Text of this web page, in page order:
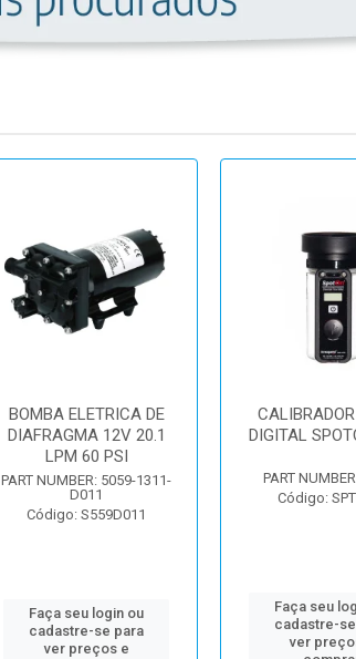
BOMBA ELETRICA DE
DIAFRAGMA 12V 20.1
LPM 60 PSI
PART NUMBER: 5059-1311-
D011
Código: S559D011
Faça seu login ou
cadastre-se para
ver preços e
DIGITAL
PART
Código:
Faça seu
cadastre-
ver